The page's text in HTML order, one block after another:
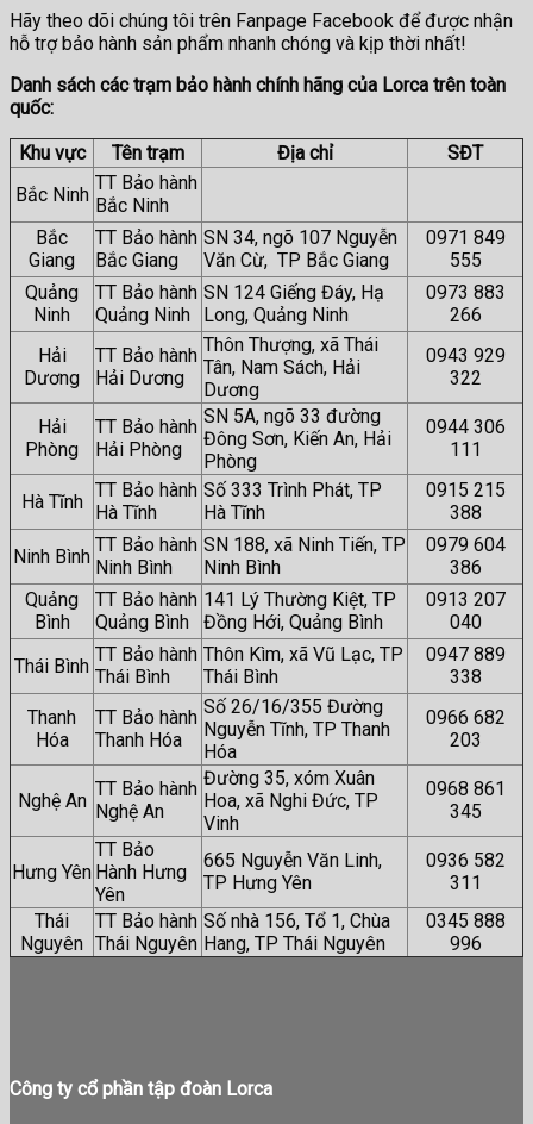
Hãy theo dõi chúng tôi trên Fanpage Facebook để được nhận
hỗ trợ bảo hành sản phẩm nhanh chóng và kịp thời nhất!
Danh sách các trạm bảo hành chính hãng của Lorca trên toàn
quốc:
Khu vực
Tên trạm Địa chỉ
SĐT
Bắc Ninh
TT Bảo hành
Bắc Ninh
Bắc
Giang
TT Bảo hành
Bắc Giang
SN 34, ngõ 107 Nguyễn
Văn Cừ, TP Bắc Giang
0971 849
555
Quảng
Ninh
TT Bảo hành
Quảng Ninh
SN 124 Giếng Đáy, Hạ
Long, Quảng Ninh
0973 883
266
Hải
Dương
TT Bảo hành
Hải Dương
Thôn Thượng, xã Thái
Tân, Nam Sách, Hải
Dương
0943 929
322
Hải
Phòng
TT Bảo hành
Hải Phòng
SN 5A, ngõ 33 đường
Đông Sơn, Kiến An, Hải
Phòng
0944 306
111
Hà Tĩnh
TT Bảo hành
Hà Tĩnh
Số 333 Trình Phát, TP
Hà Tĩnh
0915 215
388
Ninh Bình
TT Bảo hành
Ninh Bình
SN 188, xã Ninh Tiến, TP
Ninh Bình
0979 604
386
Quảng
Bình
TT Bảo hành
Quảng Bình
141 Lý Thường Kiệt, TP
Đồng Hới, Quảng Bình
0913 207
040
Thái Bình
TT Bảo hành
Thái Bình
Thôn Kìm, xã Vũ Lạc, TP
Thái Bình
0947 889
338
Thanh
Hóa
TT Bảo hành
Thanh Hóa
Số 26/16/355 Đường
Nguyễn Tĩnh, TP Thanh
Hóa
0966 682
203
Nghệ An
TT Bảo hành
Nghệ An
Đường 35, xóm Xuân
Hoa, xã Nghi Đức, TP
Vinh
0968 861
345
Hưng Yên
TT Bảo
Hành Hưng
Yên
665 Nguyễn Văn Linh,
TP Hưng Yên
0936 582
311
Thái
Nguyên
TT Bảo hành
Thái Nguyên
Số nhà 156, Tổ 1, Chùa
Hang, TP Thái Nguyên
0345 888
996
Công ty cổ phần tập đoàn Lorca